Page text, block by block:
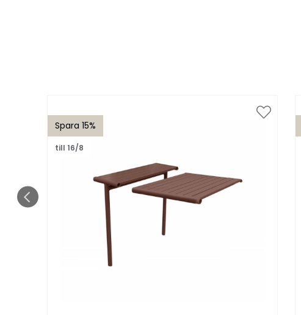
Spara 15%
till 16/8